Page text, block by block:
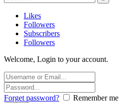
Likes
Followers
Subscribers
Followers
Welcome, Login to your account.
Forget password? Remember me